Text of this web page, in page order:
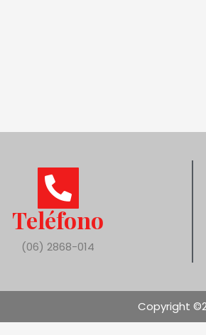
Teléfono
(06) 2868-014
Copyright